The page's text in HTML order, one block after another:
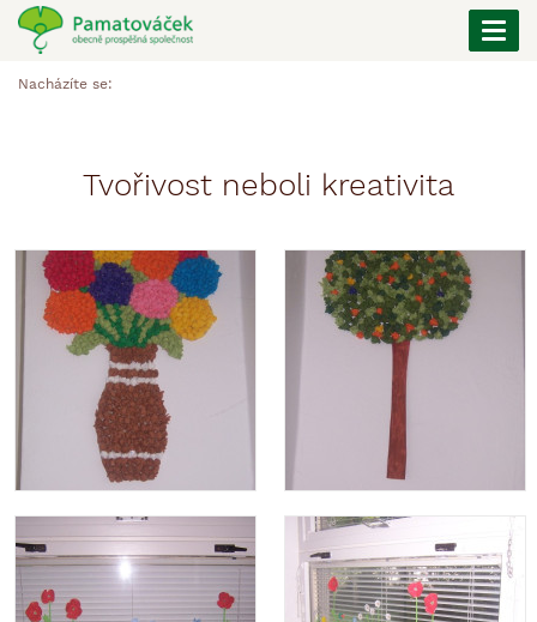
Nacházíte se:
Tvořivost neboli kreativita